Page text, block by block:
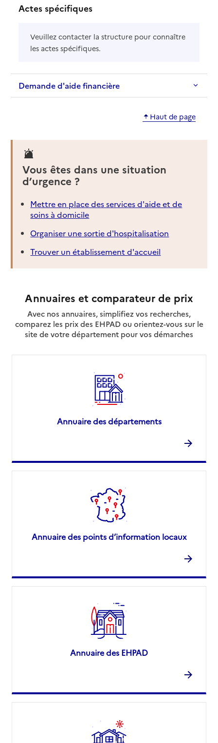
Actes spécifiques
Veuillez contacter la structure pour connaître
les actes spécifiques.
Demande d'aide financière
Haut de page
Vous êtes dans une situation
d’urgence ?
Mettre en place des services d'aide et de
soins à domicile
Organiser une sortie d'hospitalisation
Trouver un établissement d'accueil
Annuaires et comparateur de prix
Avec nos annuaires, simplifiez vos recherches,
comparez les prix des EHPAD ou orientez-vous sur le
site de votre département pour vos démarches
Annuaire des départements
Annuaire des points d’information locaux
Annuaire des EHPAD